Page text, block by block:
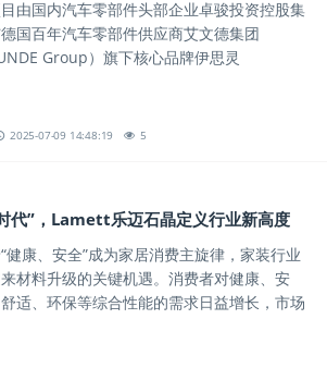
由国内汽车零部件头部企业卓骏投资控股集
国百年汽车零部件供应商艾文德集团
Group）旗下核心品牌伊思灵
2025-07-09 14:48:19 5
代”，Lamett乐迈石晶定义行业新高度
健康、安全”成为家居消费主旋律，家装行业
材料升级的关键机遇。消费者对健康、安
适、环保等综合性能的需求日益增长，市场